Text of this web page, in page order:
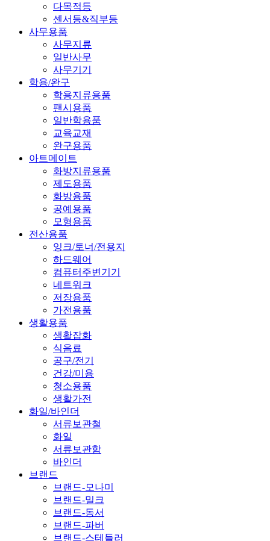
다목적등
센서등&직부등
사무용품
사무지류
일반사무
사무기기
학용/완구
학용지류용품
팬시용품
일반학용품
교육교재
완구용품
아트메이트
화방지류용품
제도용품
화방용품
공예용품
모형용품
전산용품
잉크/토너/전용지
하드웨어
컴퓨터주변기기
네트워크
저장용품
가전용품
생활용품
생활잡화
식음료
공구/전기
건강/미용
청소용품
생활가전
화일/바인더
서류보관철
화일
서류보관함
바인더
브랜드
브랜드-모나미
브랜드-밀크
브랜드-동서
브랜드-파버
브랜드-스테들러